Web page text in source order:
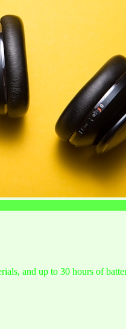
and up to 30 hours of